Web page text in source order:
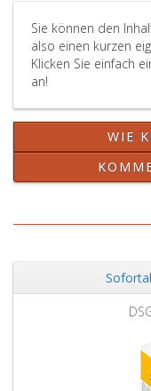
Sie können den
also einen kurzen
Klicken Sie einfach
an!
WIE